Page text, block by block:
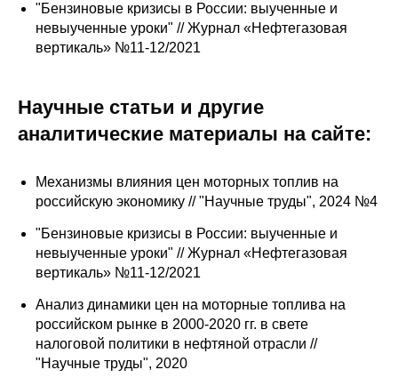
Отчетность
Материалы для СМИ
Издания
О журнале
Номера журналов
"Бензиновые кризисы в России: выученные и
невыученные уроки" // Журнал «Нефтегазовая
вертикаль» №11-12/2021
Научные статьи и другие
аналитические материалы на сайте:
Механизмы влияния цен моторных топлив на
российскую экономику // "Научные труды", 2024 №4
"Бензиновые кризисы в России: выученные и
невыученные уроки" // Журнал «Нефтегазовая
вертикаль» №11-12/2021
Анализ динамики цен на моторные топлива на
российском рынке в 2000-2020 гг. в свете
налоговой политики в нефтяной отрасли //
"Научные труды", 2020